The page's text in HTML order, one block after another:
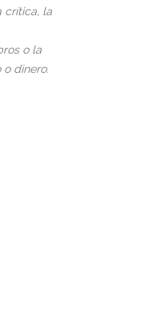
crítica, la
o la
dinero.